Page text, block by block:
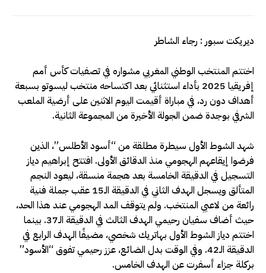
ديريكت سبور : رجاء الشاطر
اختتم المنتخب الوطني المغربي مشواره في تصفيات كأس أمم
إفريقيا 2025 بأداء استثنائي بعد اكتساحه منتخب ليسوتو بسبعة
أهداف دون رد، في مباراة أقيمت اليوم الاثنين على أرضية الملعب
الشرفي بوجدة ضمن الجولة الأخيرة من المجموعة الثانية.
شهد الشوط الأول سيطرة مطلقة من “أسود الأطلس”، الذين
فرضوا إيقاعهم الهجومي منذ الدقائق الأولى. افتتح إبراهيم دياز
التسجيل في الدقيقة الخامسة بعد هجمة منسقة، ليعود النجم
المتألق ويسجل الهدف الثاني في الدقيقة الـ15 عقب جملة فنية
رائعة من لاعبي المنتخب. ولم يتوقف المد الهجومي عند هذا الحد،
حيث أضاف سفيان رحيمي الهدف الثالث في الدقيقة الـ37. بينما
اختتم دياز الشوط الأول بهاتريك شخصي، مضيفًا الهدف الرابع في
الدقيقة الـ42. وفي الوقت بدل الضائع، عزز رحيمي تفوق “الأسود”
بركلة جزاء أسفرت عن الهدف الخامس.